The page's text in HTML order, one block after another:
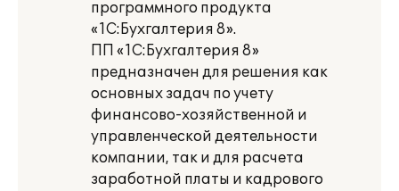
программного продукта
«1С:Бухгалтерия 8».
ПП «1С:Бухгалтерия 8»
предназначен для решения как
основных задач по учету
финансово-хозяйственной и
управленческой деятельности
компании, так и для расчета
заработной платы и кадрового